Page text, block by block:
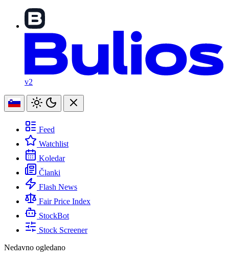
v2
Feed
Watchlist
Koledar
Članki
Flash News
Fair Price Index
StockBot
Stock Screener
Nedavno ogledano